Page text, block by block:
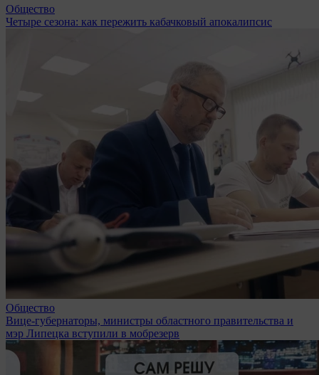
Общество
Четыре сезона: как пережить кабачковый апокалипсис
Общество
Вице-губернаторы, министры областного правительства и
мэр Липецка вступили в мобрезерв